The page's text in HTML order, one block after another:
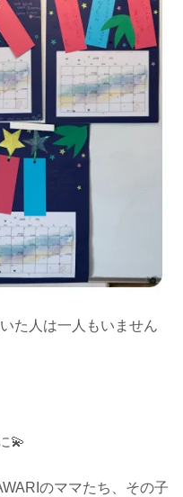
た人は一人もいません
💫
のママたち、その子